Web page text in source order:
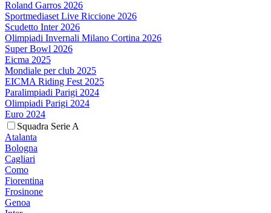
Roland Garros 2026
Sportmediaset Live Riccione 2026
Scudetto Inter 2026
Olimpiadi Invernali Milano Cortina 2026
Super Bowl 2026
Eicma 2025
Mondiale per club 2025
EICMA Riding Fest 2025
Paralimpiadi Parigi 2024
Olimpiadi Parigi 2024
Euro 2024
Squadra Serie A
Atalanta
Bologna
Cagliari
Como
Fiorentina
Frosinone
Genoa